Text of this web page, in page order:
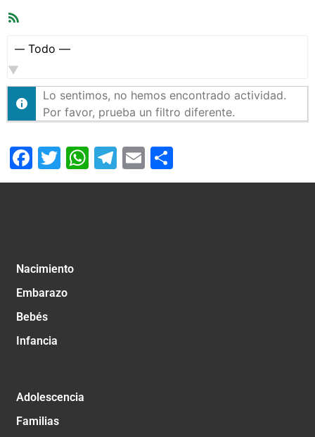
Mostrar:
Lo sentimos, no hemos encontrado actividad.
Por favor, prueba un filtro diferente.
Facebook
Twitter
WhatsApp
Telegram
Email
Nacimiento
Embarazo
Bebés
Infancia
Adolescencia
Familias